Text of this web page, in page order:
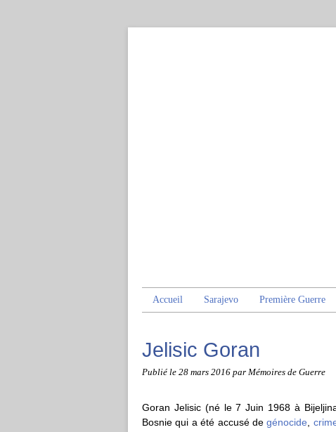
Accueil Sarajevo Première Guerre
Jelisic Goran
Publié le 28 mars 2016 par Mémoires de Guerre
Goran Jelisic (né le 7 Juin 1968 à
Bosnie qui a été accusé degénocide